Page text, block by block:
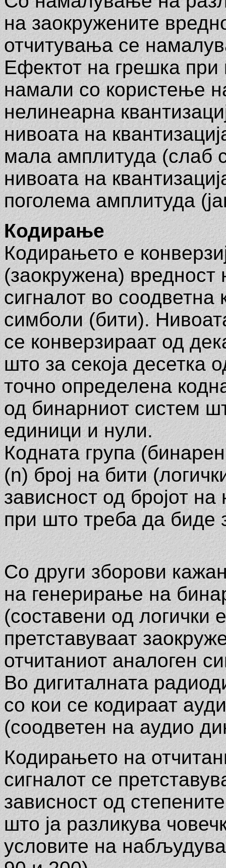
на заокружените
отчитувања се
Ефектот на грешка при
намали со користење
нелинеарна
нивоата на
мала амплитуда (слаб
нивоата на
поголема амплитуда
Кодирање
Кодирањето е
(заокружена) вредност
сигналот во
симболи (бити).
се конверзираат од
што за секоја десетка
точно определена
од бинарниот систем
единици и нули.
Кодната група
(n) број на бити
зависност од бројот на
при што треба да биде
Со други зборови
на генерирање на
(составени од логички
претставуваат
отчитаниот аналоген
Во дигиталната
со кои се кодираат
(соодветен на аудио
Кодирањето на
сигналот се
зависност од
што ја разликува
условите на